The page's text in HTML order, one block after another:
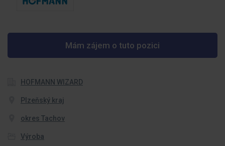
Mám zájem o tuto pozici
HOFMANN WIZARD
Plzeňský kraj
okres Tachov
Výroba